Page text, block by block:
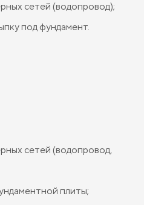
сетей (водопровод);
под фундамент.
сетей (водопровод,
плиты;